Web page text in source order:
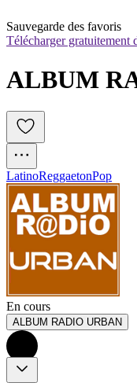
Sauvegarde des favoris
Télécharger gratuitement
ALBUM
LatinoReggaetonPop
En cours
ALBUM RADIO URBAN